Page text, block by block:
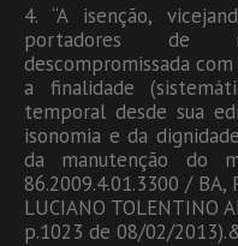
4. “A isenção,
portadores de
descompromissada
a finalidade
temporal desde sua
isonomia e da
da manutenção do
86.2009.4.01.3300 / BA,
LUCIANO TOLENTINO
p.1023 de 08/02/